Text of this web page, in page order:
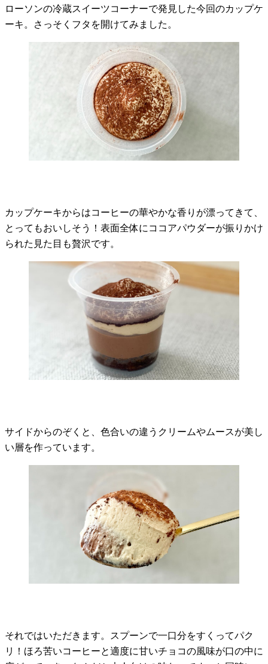
ローソンの冷蔵スイーツコーナーで発見した今回のカップケ
ーキ。さっそくフタを開けてみました。
カップケーキからはコーヒーの華やかな香りが漂ってきて、
とってもおいしそう！表面全体にココアパウダーが振りかけ
られた見た目も贅沢です。
サイドからのぞくと、色合いの違うクリームやムースが美し
い層を作っています。
それではいただきます。スプーンで一口分をすくってパク
リ！ほろ苦いコーヒーと適度に甘いチョコの風味が口の中に